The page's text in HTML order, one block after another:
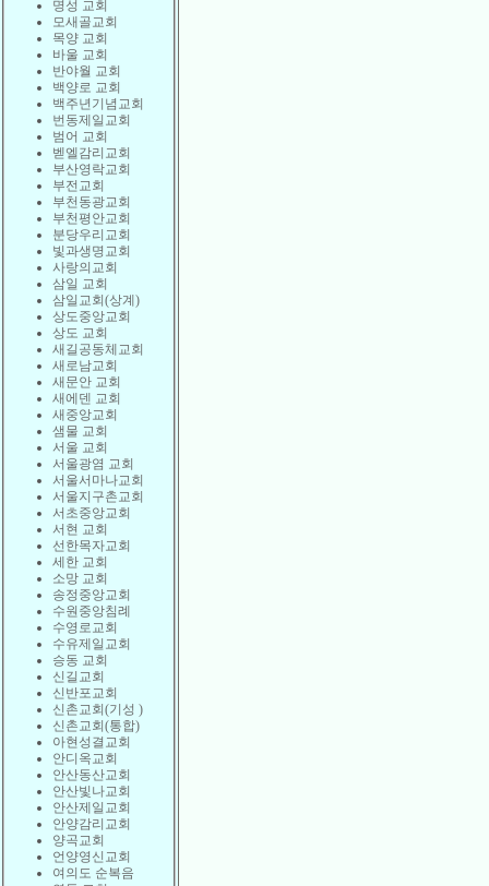
명성 교회
모새골교회
목양 교회
바울 교회
반야월 교회
백양로 교회
백주년기념교회
번동제일교회
범어 교회
벧엘감리교회
부산영락교회
부전교회
부천동광교회
부천평안교회
분당우리교회
빛과생명교회
사랑의교회
삼일 교회
삼일교회(상계)
상도중앙교회
상도 교회
새길공동체교회
새로남교회
새문안 교회
새에덴 교회
새중앙교회
샘물 교회
서울 교회
서울광염 교회
서울서마나교회
서울지구촌교회
서초중앙교회
서현 교회
선한목자교회
세한 교회
소망 교회
송정중앙교회
수원중앙침례
수영로교회
수유제일교회
승동 교회
신길교회
신반포교회
신촌교회(기성 )
신촌교회(통합)
아현성결교회
안디옥교회
안산동산교회
안산빛나교회
안산제일교회
안양감리교회
양곡교회
언양영신교회
여의도 순복음